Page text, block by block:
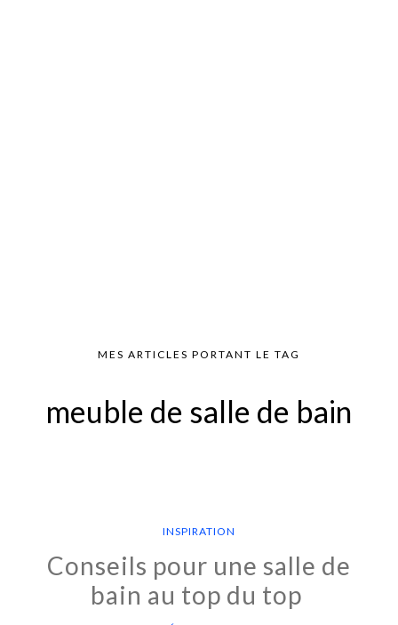
MES ARTICLES PORTANT LE TAG
meuble de salle de bain
INSPIRATION
Conseils pour une salle de
bain au top du top